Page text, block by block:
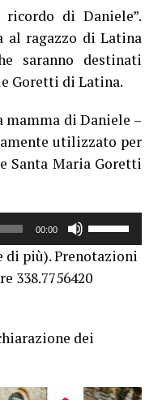
di Daniele”.
al ragazzo di Latina
saranno destinati
Goretti di Latina.
mamma di Daniele –
utilizzato per
Santa Maria Goretti
00:00
tasti
freccia
il
di più). Prenotazioni
338.7756420
dei